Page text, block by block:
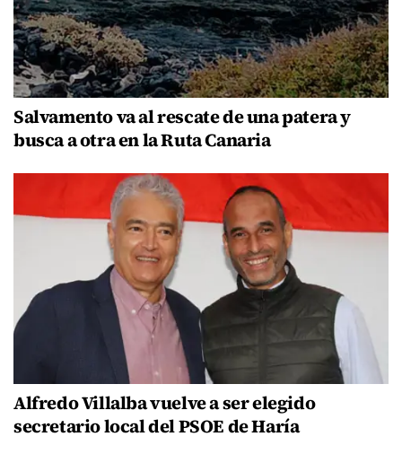
Salvamento va al rescate de una patera y
busca a otra en la Ruta Canaria
Alfredo Villalba vuelve a ser elegido
secretario local del PSOE de Haría